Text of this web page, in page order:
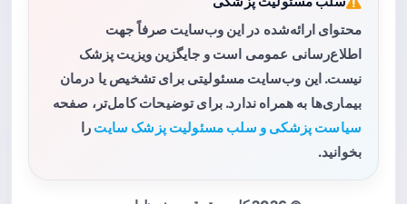
محتوای ارائه‌شده در این وب‌سایت صرفاً جهت
اطلاع‌رسانی عمومی است و جایگزین ویزیت پزشک
نیست. این وب‌سایت مسئولیتی برای تشخیص یا درمان
بیماری‌ها به همراه ندارد. برای توضیحات کامل‌تر، صفحه
سیاست پزشکی و سلب مسئولیت پزشک سایت را
بخوانید.